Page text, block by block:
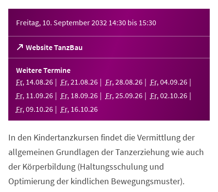
Freitag, 10. September 2032 14:30 bis 15:30
Website TanzBau
(Öffnet
in
einem
neuen
Tab)
Weitere Termine
Fr, 14.08.26 Fr, 21 .08.26 Fr, 28.08.26 Fr, 04.09.26
Fr, 11 .09.26 Fr, 18.09.26 Fr, 25.09.26 Fr, 02.10.26
Fr, 09.10.26 Fr, 16.10.26
In den Kindertanzkursen findet die Vermittlung der
allgemeinen Grundlagen der Tanzerziehung wie auch
der Körperbildung (Haltungsschulung und
Optimierung der kindlichen Bewegungsmuster).